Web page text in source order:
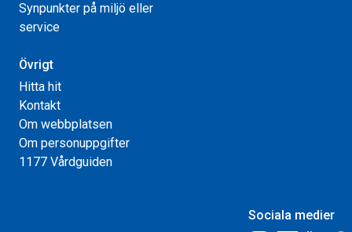
Synpunkter på miljö eller
service
Övrigt
Hitta hit
Kontakt
Om webbplatsen
Om personuppgifter
1177 Vårdguiden
Sociala medier